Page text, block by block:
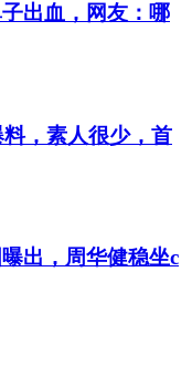
出血，网友：哪
料，素人很少，首
出，周华健稳坐c